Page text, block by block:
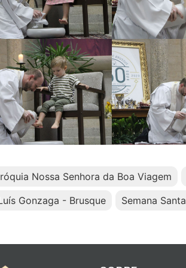
Nossa Senhora da Boa Viagem
Gonzaga - Brusque
Semana Santa